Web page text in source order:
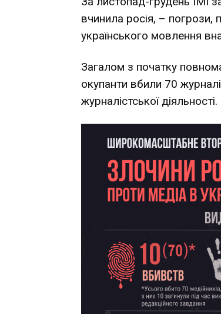
вчинила росія, – погрози,
українського мовлення
Загалом з початку
окупанти вбили 70
журналістської діяльності.